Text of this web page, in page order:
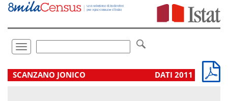
Vai
direttamente
Toggle
navigation
.
SCANZANO JONICO DATI 2011